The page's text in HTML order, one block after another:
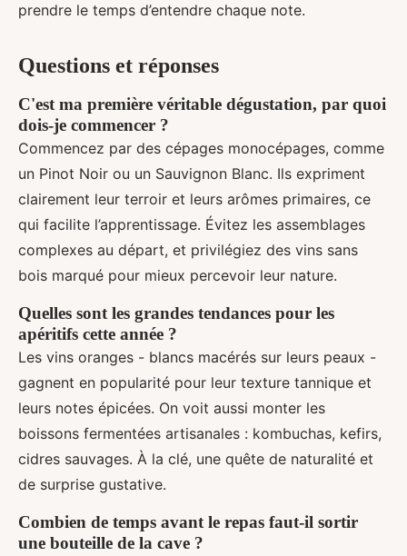
prendre le temps d’entendre chaque note.
Questions et réponses
C'est ma première véritable dégustation, par quoi
dois-je commencer ?
Commencez par des cépages monocépages, comme
un Pinot Noir ou un Sauvignon Blanc. Ils expriment
clairement leur terroir et leurs arômes primaires, ce
qui facilite l’apprentissage. Évitez les assemblages
complexes au départ, et privilégiez des vins sans
bois marqué pour mieux percevoir leur nature.
Quelles sont les grandes tendances pour les
apéritifs cette année ?
Les vins oranges - blancs macérés sur leurs peaux -
gagnent en popularité pour leur texture tannique et
leurs notes épicées. On voit aussi monter les
boissons fermentées artisanales : kombuchas, kefirs,
cidres sauvages. À la clé, une quête de naturalité et
de surprise gustative.
Combien de temps avant le repas faut-il sortir
une bouteille de la cave ?